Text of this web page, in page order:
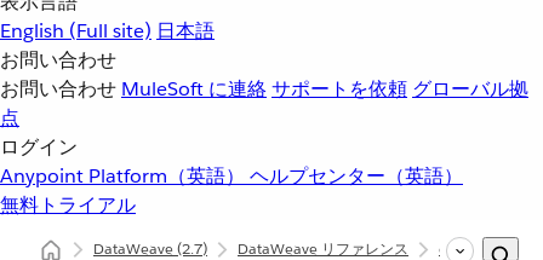
English (Full site) 日本語
お問い合わせ
お問い合わせ MuleSoft に連絡サポートを依頼 グローバル拠
点
ログイン
Anypoint Platform（英語） ヘルプセンター（英語）
無料トライアル
DataWeave(2.7) DataWeave リファレンス dw::Core